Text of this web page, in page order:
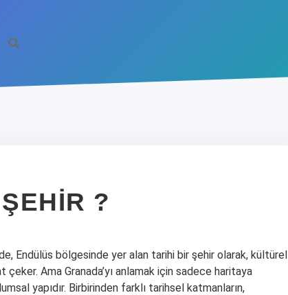
?
Endülüs bölgesinde yer alan tarihi bir şehir olarak, kültürel
Ama Granada’yı anlamak için sadece haritaya
yapıdır. Birbirinden farklı tarihsel katmanların,